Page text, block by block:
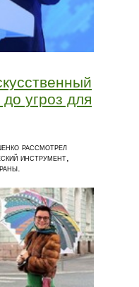
угроз для
рассмотрел
инструмент,